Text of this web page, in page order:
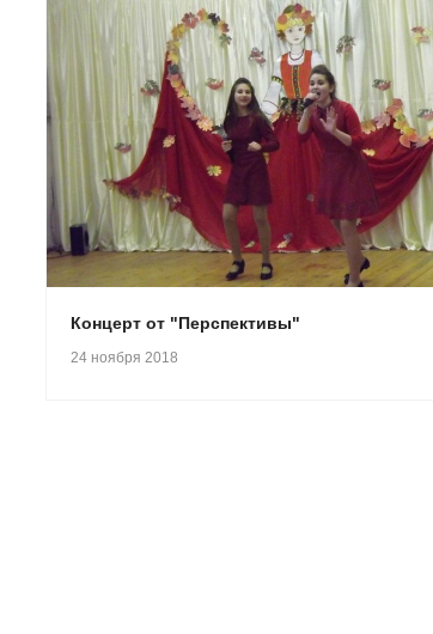
Концерт от "Перспективы"
24 ноября 2018